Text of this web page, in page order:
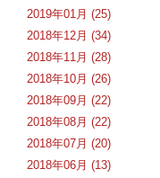
2019年01月 (25)
2018年12月 (34)
2018年11月 (28)
2018年10月 (26)
2018年09月 (22)
2018年08月 (22)
2018年07月 (20)
2018年06月 (13)